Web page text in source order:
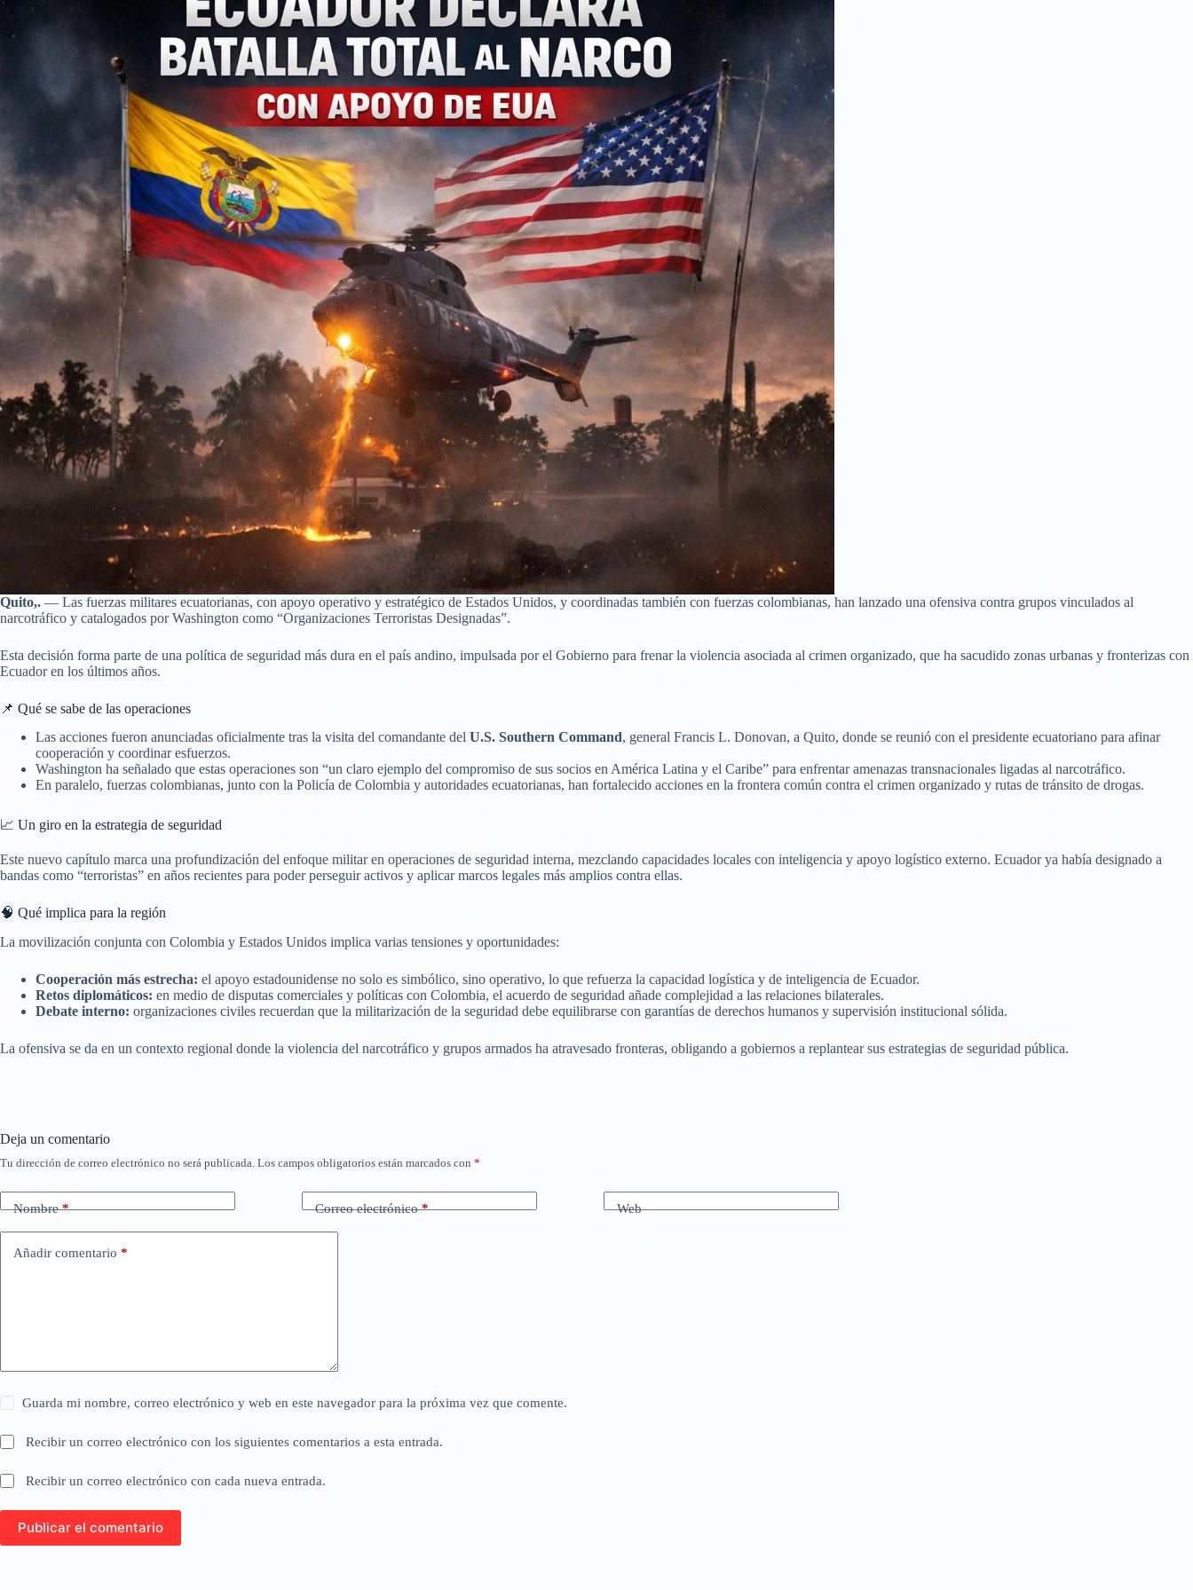
Quito,. — Las fuerzas militares ecuatorianas, con apoyo operativo y estratégico de Estados Unidos, y coordinadas también con fuerzas colombianas, han lanzado una ofensiva contra grupos vinculados al
narcotráfico y catalogados por Washington como “Organizaciones Terroristas Designadas”.
Esta decisión forma parte de una política de seguridad más dura en el país andino, impulsada por el Gobierno para frenar la violencia asociada al crimen organizado, que ha sacudido zonas urbanas y fronterizas con
Ecuador en los últimos años.
📌 Qué se sabe de las operaciones
Las acciones fueron anunciadas oficialmente tras la visita del comandante del U.S. Southern Command, general Francis L. Donovan, a Quito, donde se reunió con el presidente ecuatoriano para afinar
cooperación y coordinar esfuerzos.
Washington ha señalado que estas operaciones son “un claro ejemplo del compromiso de sus socios en América Latina y el Caribe” para enfrentar amenazas transnacionales ligadas al narcotráfico.
En paralelo, fuerzas colombianas, junto con la Policía de Colombia y autoridades ecuatorianas, han fortalecido acciones en la frontera común contra el crimen organizado y rutas de tránsito de drogas.
📈 Un giro en la estrategia de seguridad
Este nuevo capítulo marca una profundización del enfoque militar en operaciones de seguridad interna, mezclando capacidades locales con inteligencia y apoyo logístico externo. Ecuador ya había designado a
bandas como “terroristas” en años recientes para poder perseguir activos y aplicar marcos legales más amplios contra ellas.
🧠 Qué implica para la región
La movilización conjunta con Colombia y Estados Unidos implica varias tensiones y oportunidades:
Cooperación más estrecha: el apoyo estadounidense no solo es simbólico, sino operativo, lo que refuerza la capacidad logística y de inteligencia de Ecuador.
Retos diplomáticos: en medio de disputas comerciales y políticas con Colombia, el acuerdo de seguridad añade complejidad a las relaciones bilaterales.
Debate interno: organizaciones civiles recuerdan que la militarización de la seguridad debe equilibrarse con garantías de derechos humanos y supervisión institucional sólida.
La ofensiva se da en un contexto regional donde la violencia del narcotráfico y grupos armados ha atravesado fronteras, obligando a gobiernos a replantear sus estrategias de seguridad pública.
Deja un comentario
Tu dirección de correo electrónico no será publicada. Los campos obligatorios están marcados con *
Nombre* Correo electrónico* Web
Añadir comentario *
Guarda mi nombre, correo electrónico y web en este navegador para la próxima vez que comente.
Recibir un correo electrónico con los siguientes comentarios a esta entrada.
Recibir un correo electrónico con cada nueva entrada.
Publicar el comentario